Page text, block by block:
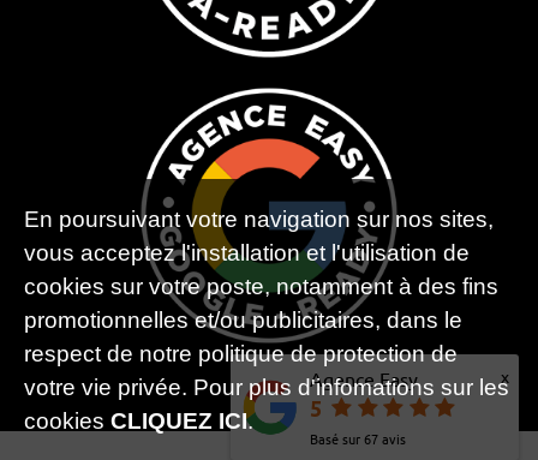
Agence Easy
5
Basé sur 67avis
x
En poursuivant votre navigation sur nos sites,
vous acceptez l'installation et l'utilisation de
cookies sur votre poste, notamment à des fins
promotionnelles et/ou publicitaires, dans le
respect de notre politique de protection de
votre vie privée. Pour plus d'infomations sur les
cookies CLIQUEZ ICI.